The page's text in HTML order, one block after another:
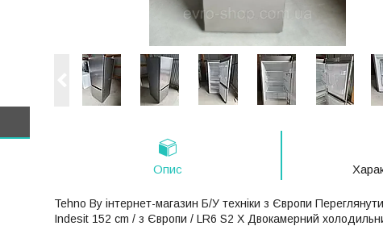
Опис
Tehno By інтернет-магазин Б/У техніки з Європи
Indesit 152 cm / з Європи / LR6 S2 X Двокамерний